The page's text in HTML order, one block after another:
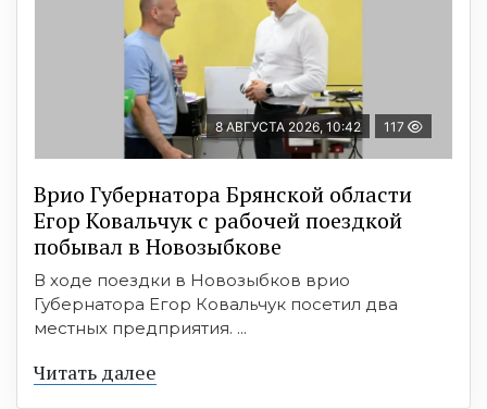
8 АВГУСТА 2026, 10:42 117
Врио Губернатора Брянской области
Егор Ковальчук с рабочей поездкой
побывал в Новозыбкове
В ходе поездки в Новозыбков врио
Губернатора Егор Ковальчук посетил два
местных предприятия. ...
Читать далее